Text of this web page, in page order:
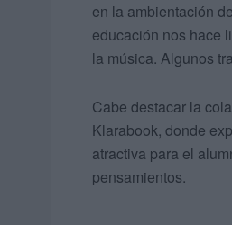
en la ambientación
educación nos hace
la música. Algunos
Cabe destacar la
Klarabook, donde
atractiva para el
pensamientos.